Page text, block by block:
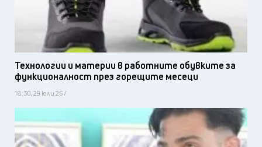
Технологии и материи в работните обувките за
функционалност през горещите месеци
18:30, 29 юли 26 /